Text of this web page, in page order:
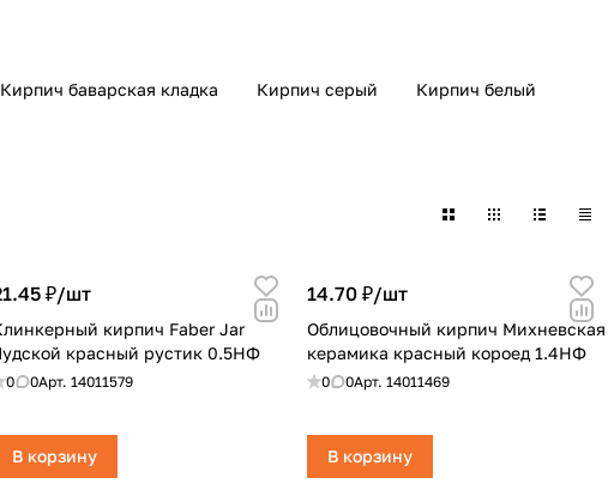
Кирпич баварская кладка Кирпич серый Кирпич белый
₽/шт
кирпич Faber Jar
красный рустик 0.5НФ
0 0Арт. 14011579
В корзину
14.70 ₽/шт
Облицовочный кирпич Михневская
керамика красный короед 1.4НФ
0 0Арт. 14011469
В корзину